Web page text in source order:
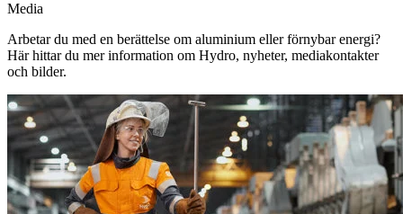
Media
Arbetar du med en berättelse om aluminium eller förnybar energi?
Här hittar du mer information om Hydro, nyheter, mediakontakter
och bilder.